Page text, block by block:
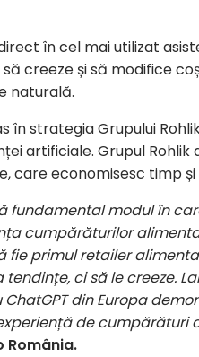
în cel mai utilizat
creeze și să modifice
naturală.
în strategia Grupului
artificiale. Grupul
care economisesc timp și
fundamental modul în
cumpărăturilor
fie primul retailer
ci să le creeze.
din Europa
de cumpărături
România.